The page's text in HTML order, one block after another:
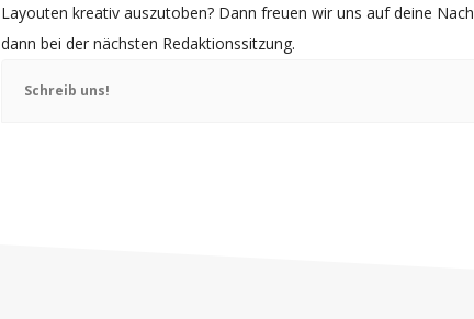
Layouten kreativ auszutoben? Dann freuen wir uns auf deine
dann bei der nächsten Redaktionssitzung.
Schreib uns!